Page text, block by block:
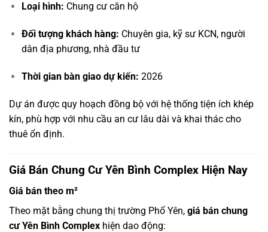
Loại hình: Chung cư căn hộ
Đối tượng khách hàng: Chuyên gia, kỹ sư KCN, người
dân địa phương, nhà đầu tư
Thời gian bàn giao dự kiến: 2026
Dự án được quy hoạch đồng bộ với hệ thống tiện ích khép
kín, phù hợp với nhu cầu an cư lâu dài và khai thác cho
thuê ổn định.
Giá Bán Chung Cư Yên Bình Complex Hiện Nay
Giá bán theo m²
Theo mặt bằng chung thị trường Phổ Yên, giá bán chung
cư Yên Bình Complex hiện dao động: